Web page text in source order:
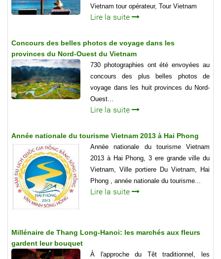
Vietnam tour opérateur, Tour Vietnam
Lire la suite
Concours des belles photos de voyage dans les
provinces du Nord-Ouest du Vietnam
730 photographies ont été envoyées au
concours des plus belles photos de
voyage dans les huit provinces du Nord-
Ouest...
Lire la suite
Année nationale du tourisme Vietnam 2013 à Hai Phong
Année nationale du tourisme Vietnam
2013 à Hai Phong, 3 ere grande ville du
Vietnam, Ville portiere Du Vietnam, Hai
Phong , année nationale du tourisme...
Lire la suite
Millénaire de Thang Long-Hanoi: les marchés aux fleurs
gardent leur bouquet
À l'approche du Têt traditionnel, les